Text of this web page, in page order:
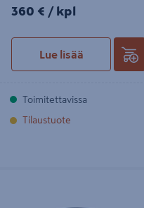
360€/kpl
360 € / kpl
Lue lisää
Toimitettavissa
Tilaustuote